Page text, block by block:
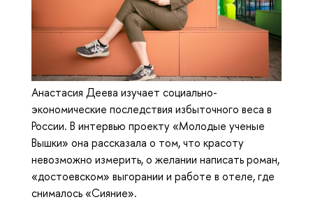
Анастасия Деева изучает социально-
экономические последствия избыточного веса в
России. В интервью проекту «Молодые ученые
Вышки» она рассказала о том, что красоту
невозможно измерить, о желании написать роман,
«достоевском» выгорании и работе в отеле, где
снималось «Сияние».